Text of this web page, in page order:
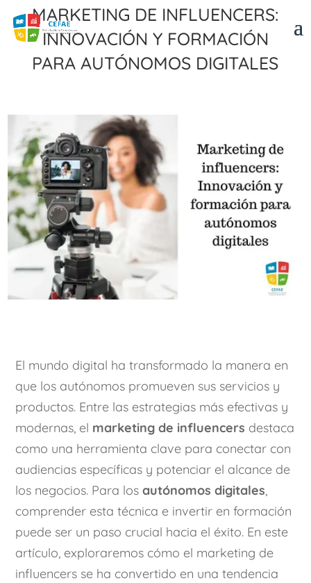
Marketing de influencers:
Innovación y formación
para autónomos digitales
El mundo digital ha transformado la manera en
que los autónomos promueven sus servicios y
productos. Entre las estrategias más efectivas y
modernas, el marketing de influencers destaca
como una herramienta clave para conectar con
audiencias específicas y potenciar el alcance de
los negocios. Para los autónomos digitales,
comprender esta técnica e invertir en formación
puede ser un paso crucial hacia el éxito. En este
artículo, exploraremos cómo el marketing de
influencers se ha convertido en una tendencia